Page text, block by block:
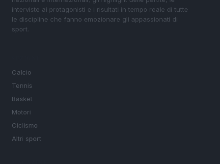
interviste ai protagonisti e i risultati in tempo reale di tutte
le discipline che fanno emozionare gli appassionati di
sport.
Calcio
Tennis
Basket
Motori
Ciclismo
Altri sport